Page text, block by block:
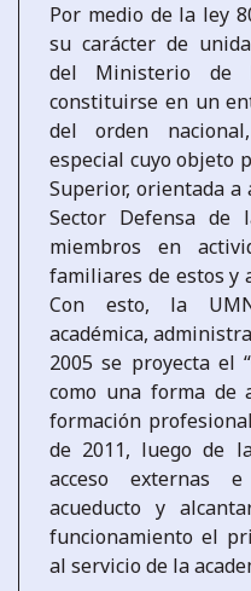
Por medio de la ley
su carácter de
del Ministerio de
constituirse en un
del orden
especial cuyo objeto
Superior, orientada a
Sector Defensa
miembros en
familiares de estos y
Con esto, la
académica,
2005 se proyecta el
como una forma de
formación
de 2011, luego de
acceso externas
acueducto y
funcionamiento el
al servicio de la